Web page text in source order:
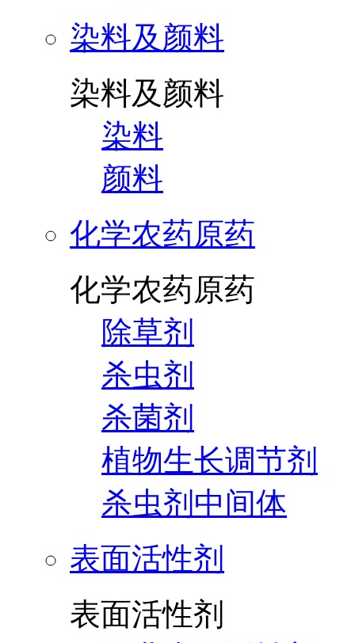
染料及颜料
染料及颜料
染料
颜料
化学农药原药
化学农药原药
除草剂
杀虫剂
杀菌剂
植物生长调节剂
杀虫剂中间体
表面活性剂
表面活性剂